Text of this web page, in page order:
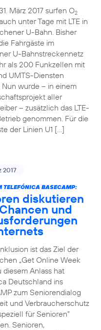
März 2017 surfen O2
unter Tage mit LTE in
U-Bahn. Bisher
Fahrgäste im
U-Bahnstreckennetz
als 200 Funkzellen mit
UMTS-Diensten
Nun wurde – in einem
aller
– zusätzlich das LTE-
genommen. Für die
der Linien U1 […]
2017
TELEFÓNICA BASECAMP:
diskutieren
und
ist das Ziel der
„Get Online Week
diesem Anlass hat
Deutschland ins
zum Seniorendialog
und Verbraucherschutz
für Senioren”
Senioren,